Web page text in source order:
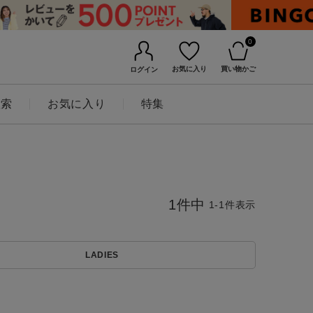
ログイン お気に入り
0
買い物かご
お気に入り 特集
BINGOYAについて
LADIES
1件中 1-1件表示